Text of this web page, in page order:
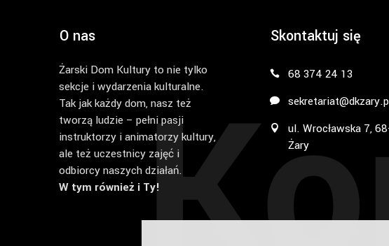
O nas
Żarski Dom Kultury to nie tylko
sekcje i wydarzenia kulturalne.
Tak jak każdy dom, nasz też
tworzą ludzie – pełni pasji
instruktorzy i animatorzy kultury,
ale też uczestnicy zajęć i
odbiorcy naszych działań.
W tym również i Ty!
Skontaktuj się
68 374 24 13
ul. Wrocławska 7,
Żary